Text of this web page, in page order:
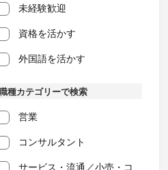
未経験歓迎
資格を活かす
外国語を活かす
種カテゴリーで検索
営業
コンサルタント
サービス・流通／小売・コ